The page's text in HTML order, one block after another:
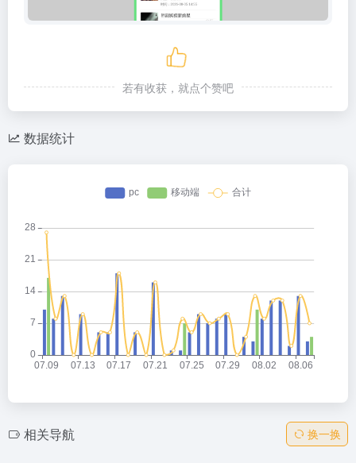
若有收获，就点个赞吧
数据统计
相关导航 换一换